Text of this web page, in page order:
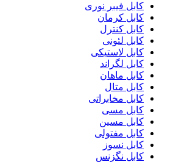
کابل فیبر نوری
کابل کرمان
کابل کنترل
کابل لئونی
کابل لاستیکی
کابل لگراند
کابل ماهان
کابل متال
کابل مخابراتی
کابل مسی
کابل مسین
کابل مفتولی
کابل نسوز
کابل نگزنس